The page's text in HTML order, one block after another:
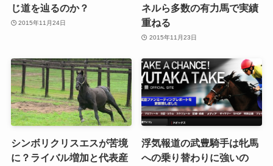
じ道を辿るのか？
2015年11月24日
ネルら多数の有力馬で実績
重ねる
2015年11月23日
シンボリクリスエスが苦境
に？ライバル増加と代表産
浮気報道の武豊騎手は牝馬
への乗り替わりに強いの